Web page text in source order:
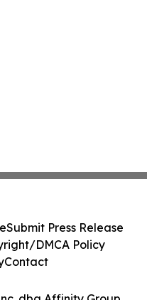
Submit Press Release
DMCA Policy
Contact